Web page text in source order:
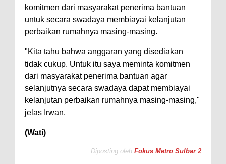
komitmen dari masyarakat penerima bantuan
untuk secara swadaya membiayai kelanjutan
perbaikan rumahnya masing-masing.
"Kita tahu bahwa anggaran yang disediakan
tidak cukup. Untuk itu saya meminta komitmen
dari masyarakat penerima bantuan agar
selanjutnya secara swadaya dapat membiayai
kelanjutan perbaikan rumahnya masing-masing,"
jelas Irwan.
(Wati)
Diposting oleh Fokus Metro Sulbar 2